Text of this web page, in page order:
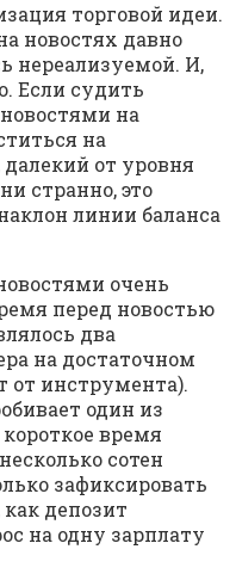
торговой идеи.
новостях давно
нереализуемой. И,
Если судить
на
на
от уровня
странно, это
линии баланса
очень
перед новостью
два
на достаточном
от инструмента).
один из
короткое время
сотен
зафиксировать
депозит
на одну зарплату